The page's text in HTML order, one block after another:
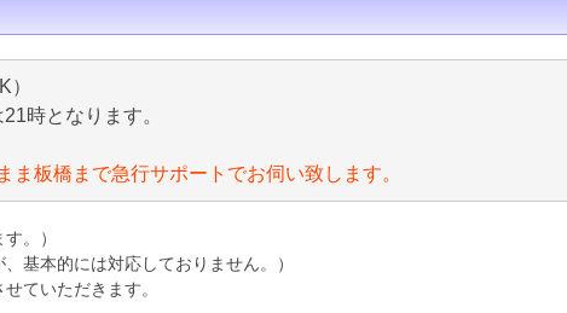
時となります。
ま板橋まで急行サポートでお伺い致します。
。）
基本的には対応しておりません。）
ていただきます。